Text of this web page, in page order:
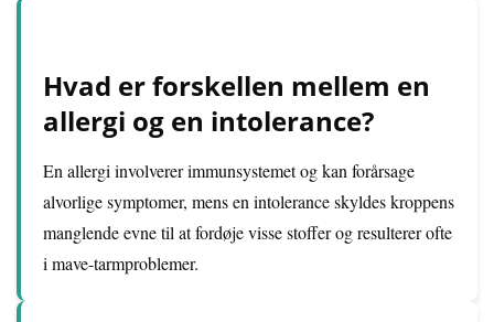
Hvad er forskellen mellem en
allergi og en intolerance?
En allergi involverer immunsystemet og kan forårsage
alvorlige symptomer, mens en intolerance skyldes kroppens
manglende evne til at fordøje visse stoffer og resulterer ofte
i mave-tarmproblemer.